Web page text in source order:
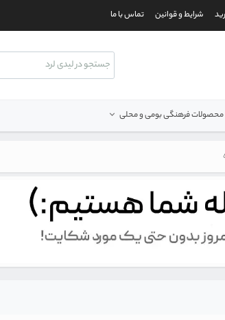
شرایط و قوانین تماس با ما
محصولات فرهنگی بومی و محلی